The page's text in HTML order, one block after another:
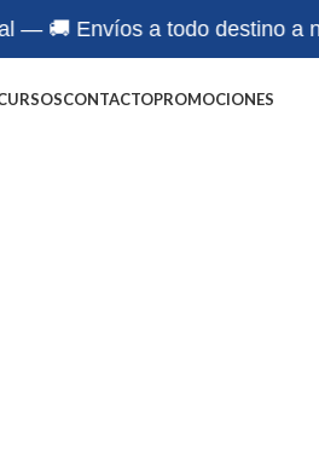
🚚 Envíos a todo destino a
CONTACTOPROMOCIONES